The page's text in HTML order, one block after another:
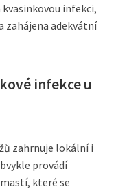
infekci,
zahájena adekvátní
infekce u
zahrnuje lokální i
provádí
které se